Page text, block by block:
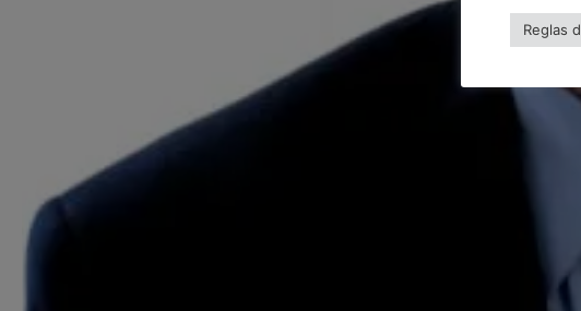
Reglas